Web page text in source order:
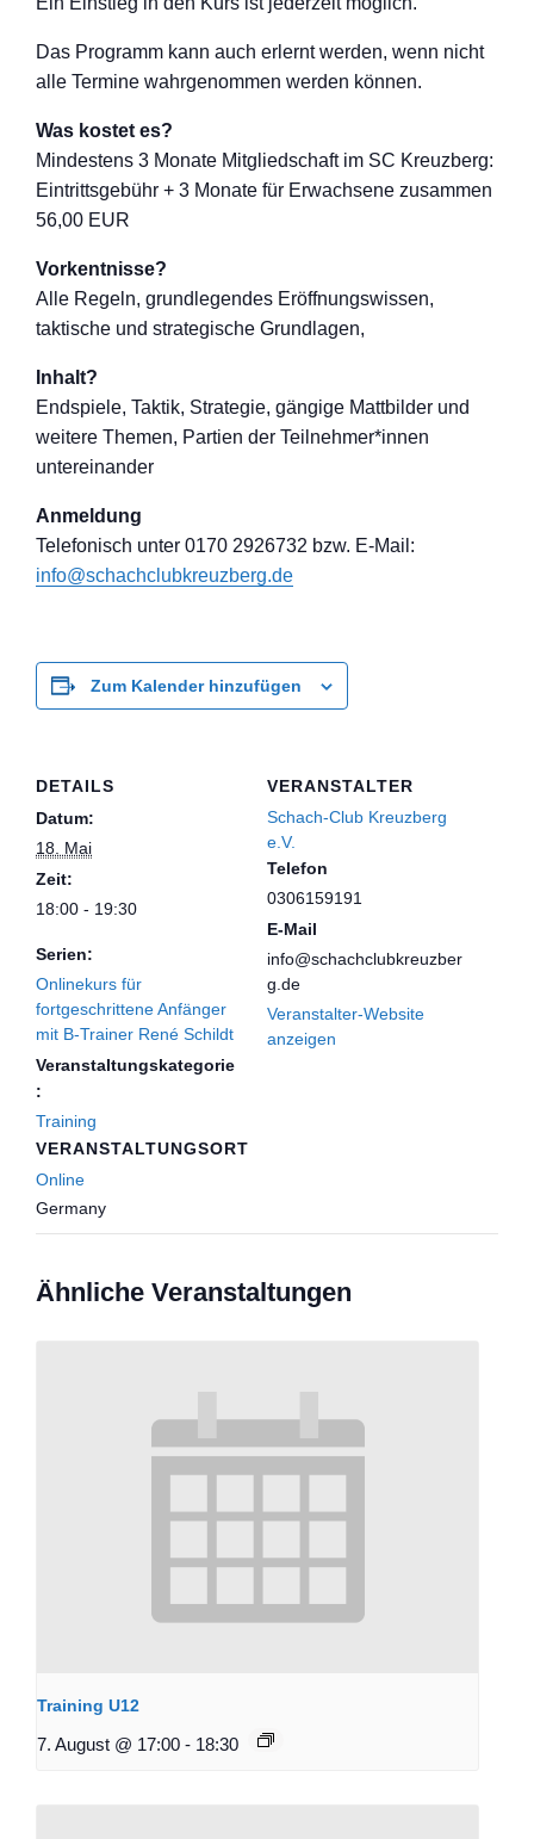
Das Programm kann auch erlernt werden, wenn nicht
alle Termine wahrgenommen werden können.
Was kostet es?
Mindestens 3 Monate Mitgliedschaft im SC Kreuzberg:
Eintrittsgebühr + 3 Monate für Erwachsene zusammen
56,00 EUR
Vorkentnisse?
Alle Regeln, grundlegendes Eröffnungswissen,
taktische und strategische Grundlagen,
Inhalt?
Endspiele, Taktik, Strategie, gängige Mattbilder und
weitere Themen, Partien der Teilnehmer*innen
untereinander
Anmeldung
Telefonisch unter 0170 2926732 bzw. E-Mail:
info@schachclubkreuzberg.de
Zum Kalender hinzufügen
DETAILS
Datum:
18. Mai
Zeit:
18:00 - 19:30
Serien:
Onlinekurs für
fortgeschrittene Anfänger
mit B-Trainer René Schildt
Veranstaltungskategorie
:
Training
VERANSTALTUNGSORT
Online
Germany
VERANSTALTER
Schach-Club Kreuzberg
e.V.
Telefon
0306159191
E-Mail
info@schachclubkreuzber
g.de
Veranstalter-Website
anzeigen
Ähnliche Veranstaltungen
Training U12
7. August @ 17:00 - 18:30